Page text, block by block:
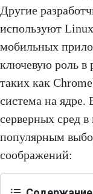
Другие
используют
мобильных
ключевую роль в
таких как
система на
серверных сред
популярным
соображений: